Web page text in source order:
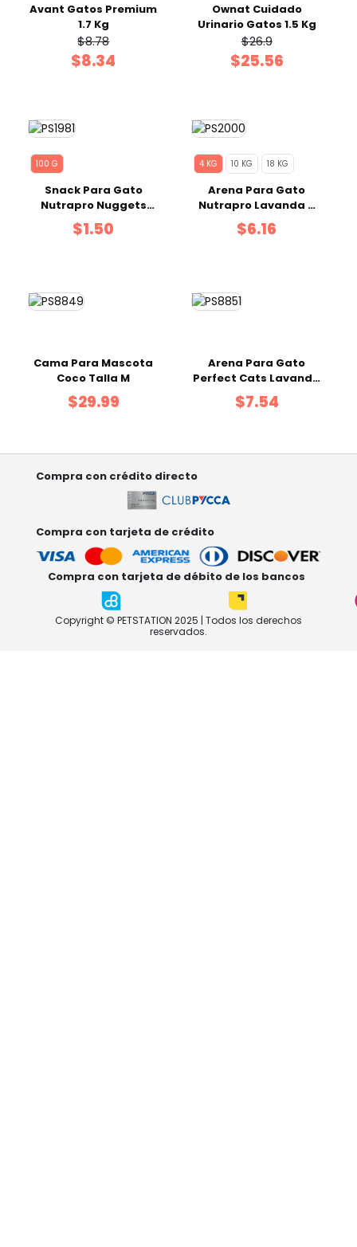
Avant Gatos Premium
1.7 Kg
$8.78
$8.34
Ownat Cuidado
Urinario Gatos 1.5 Kg
$26.9
$25.56
100 G
Snack Para Gato
Nutrapro Nuggets
Carne e Hígado 100 g
$1.50
4 KG 10 KG 18 KG
Arena Para Gato
Nutrapro Lavanda 4
KG
$6.16
Cama Para Mascota
Coco Talla M
$29.99
Arena Para Gato
Perfect Cats Lavanda
7 kg
$7.54
Compra con crédito directo
Compra con tarjeta de crédito
Compra con tarjeta de débito de los bancos
Copyright © PETSTATION 2025 | Todos los derechos
reservados.